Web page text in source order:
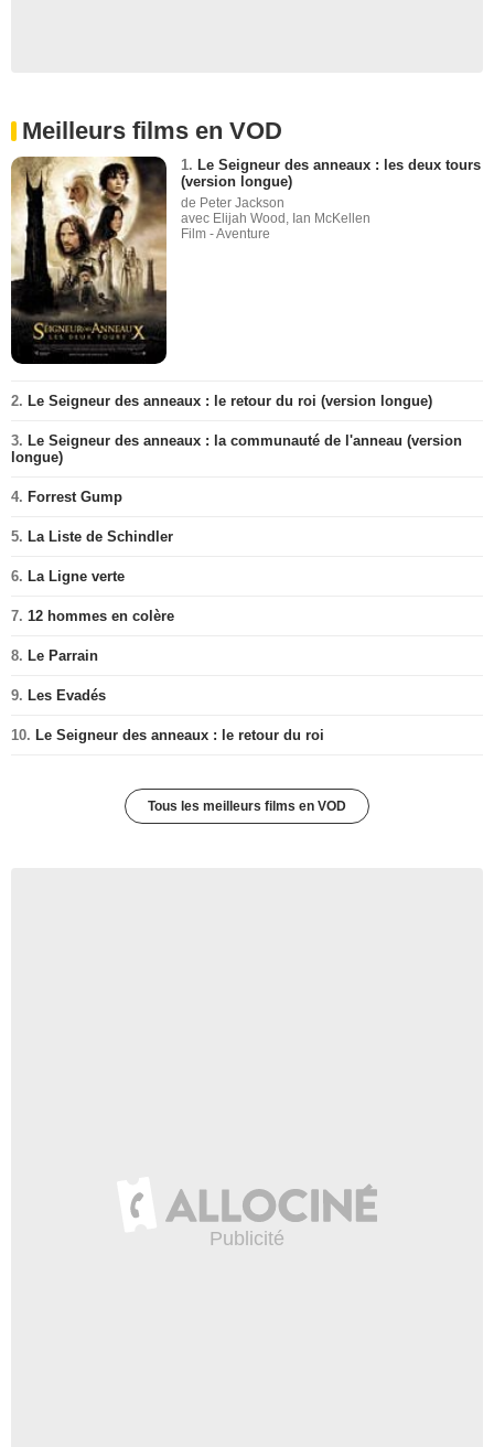
Meilleurs films en VOD
1. Le Seigneur des anneaux : les deux tours
(version longue)
de Peter Jackson
avec Elijah Wood, Ian McKellen
Film - Aventure
2. Le Seigneur des anneaux : le retour du roi (version longue)
3. Le Seigneur des anneaux : la communauté de l'anneau (version
longue)
4. Forrest Gump
5. La Liste de Schindler
6. La Ligne verte
7. 12 hommes en colère
8. Le Parrain
9. Les Evadés
10. Le Seigneur des anneaux : le retour du roi
Tous les meilleurs films en VOD